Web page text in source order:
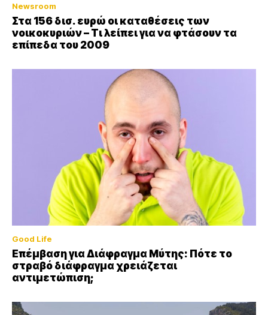
Newsroom
Στα 156 δισ. ευρώ οι καταθέσεις των
νοικοκυριών – Τι λείπει για να φτάσουν τα
επίπεδα του 2009
Good Life
Επέμβαση για Διάφραγμα Μύτης: Πότε το
στραβό διάφραγμα χρειάζεται
αντιμετώπιση;